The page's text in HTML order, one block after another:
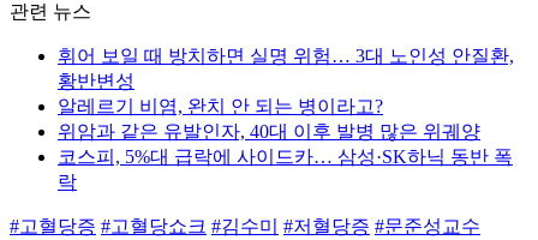
관련 뉴스
휘어 보일 때 방치하면 실명 위험… 3대 노인성 안질환,
황반변성
알레르기 비염, 완치 안 되는 병이라고?
위암과 같은 유발인자, 40대 이후 발병 많은 위궤양
코스피, 5%대 급락에 사이드카… 삼성·SK하닉 동반 폭
락
#고혈당증 #고혈당쇼크 #김수미 #저혈당증 #문준성교수